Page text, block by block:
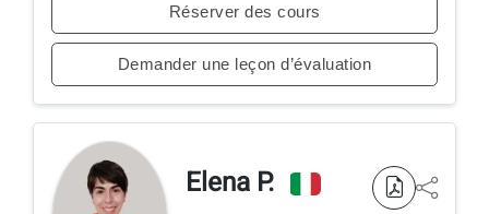
Réserver des cours
Demander une leçon d’évaluation
Elena P.